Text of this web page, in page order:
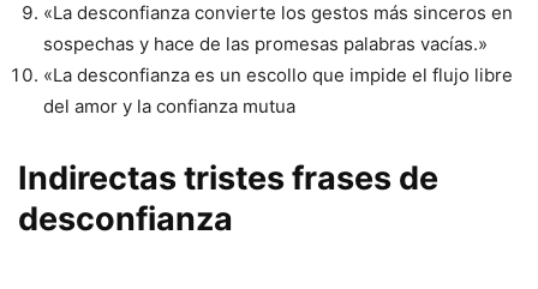
«La desconfianza convierte los gestos más sinceros en
sospechas y hace de las promesas palabras vacías.»
«La desconfianza es un escollo que impide el flujo libre
del amor y la confianza mutua
Indirectas tristes frases de
desconfianza